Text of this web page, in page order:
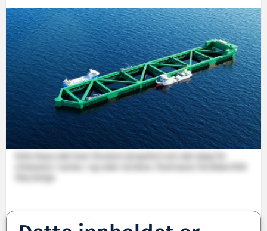
Rolls-Royce skal lever thrustere (propeller) som skal sørge for